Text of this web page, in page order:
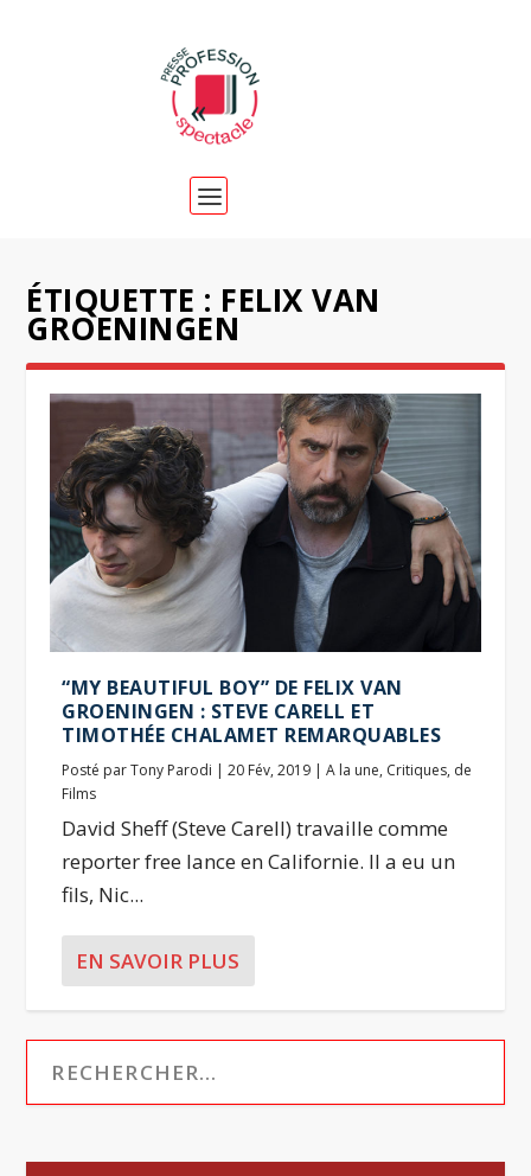
ÉTIQUETTE : FELIX VAN
GROENINGEN
“MY BEAUTIFUL BOY” DE FELIX VAN
GROENINGEN : STEVE CARELL ET
TIMOTHÉE CHALAMET REMARQUABLES
Posté parTony Parodi |20 Fév, 2019 |A la une, Critiques, de
Films
David Sheff (Steve Carell) travaille comme
reporter free lance en Californie. Il a eu un
fils, Nic...
EN SAVOIR PLUS